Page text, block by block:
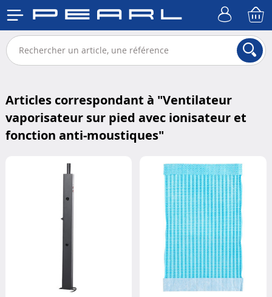
Articles correspondant à "Ventilateur
vaporisateur sur pied avec ionisateur et
fonction anti-moustiques"